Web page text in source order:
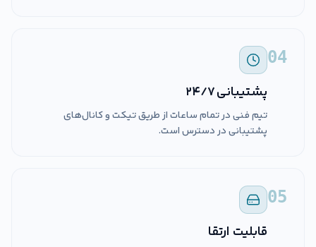
04
پشتیبانی ۲۴/۷
تیم فنی در تمام ساعات از طریق تیکت و کانال‌های
پشتیبانی در دسترس است.
05
قابلیت ارتقا